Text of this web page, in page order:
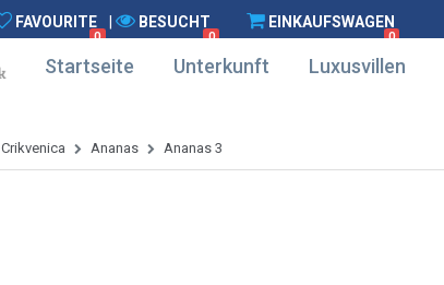
FAVOURITE
0
BESUCHT
0
EINKAUFSWAGEN
0
Startseite Unterkunft Luxusvillen
Crikvenica Ananas Ananas 3